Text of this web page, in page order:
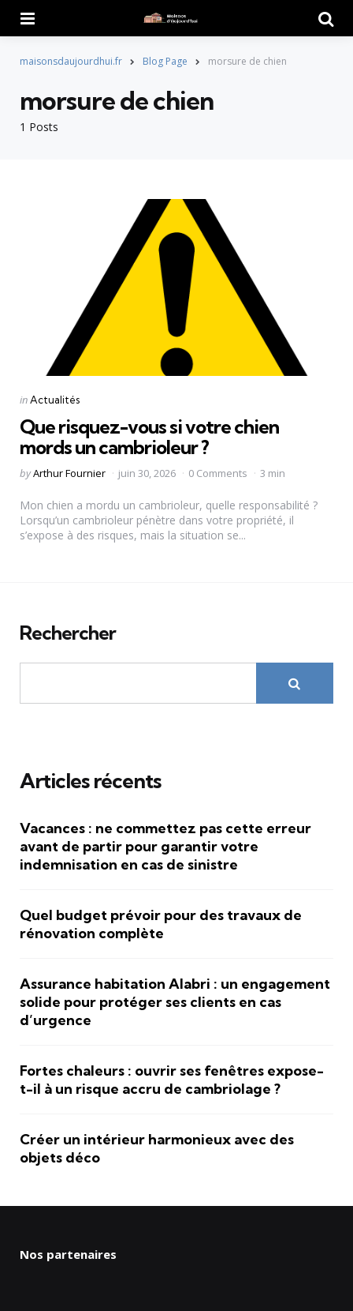
maisonsdaujourdhui.fr Blog Page morsure de chien
1 Posts
morsure de chien
Categories
Posted
inActualités
Que risquez-vous si votre chien
mords un cambrioleur ?
Posted
byArthur Fournier juin 30, 2026 0 Comments 3 min
Mon chien a mordu un cambrioleur, quelle responsabilité ?
Lorsqu’un cambrioleur pénètre dans votre propriété, il
s’expose à des risques, mais la situation se...
Rechercher
Articles récents
Vacances : ne commettez pas cette erreur
avant de partir pour garantir votre
indemnisation en cas de sinistre
Quel budget prévoir pour des travaux de
rénovation complète
Assurance habitation Alabri : un engagement
solide pour protéger ses clients en cas
d’urgence
Fortes chaleurs : ouvrir ses fenêtres expose-
t-il à un risque accru de cambriolage ?
Créer un intérieur harmonieux avec des
objets déco
Nos partenaires